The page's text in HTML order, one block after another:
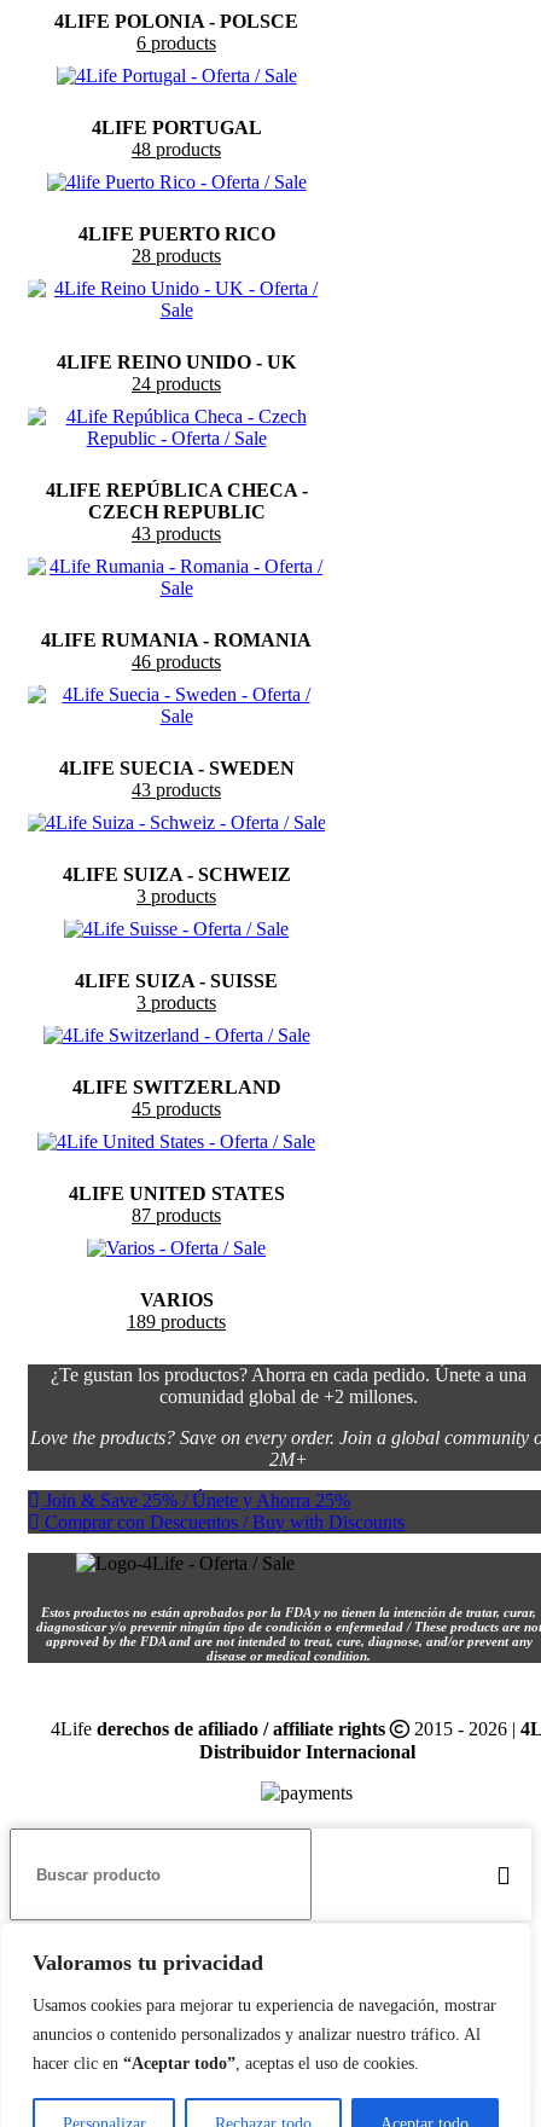
Valoramos tu privacidad
Usamos cookies para mejorar tu experiencia de navegación, mostrar
anuncios o contenido personalizados y analizar nuestro tráfico. Al
hacer clic en “Aceptar todo”, aceptas el uso de cookies.
4LIFE POLONIA - POLSCE
6 products
4LIFE PORTUGAL
48 products
4LIFE PUERTO RICO
28 products
4LIFE REINO UNIDO - UK
24 products
4LIFE REPÚBLICA CHECA -
CZECH REPUBLIC
43 products
4LIFE RUMANIA - ROMANIA
46 products
4LIFE SUECIA - SWEDEN
43 products
4LIFE SUIZA - SCHWEIZ
3 products
4LIFE SUIZA - SUISSE
3 products
4LIFE SWITZERLAND
45 products
4LIFE UNITED STATES
87 products
VARIOS
189 products
¿Te gustan los productos? Ahorra en cada pedido. Únete a una
comunidad global de +2 millones.
Love the products? Save on every order. Join a global community
2M+
Join & Save 25% / Únete y Ahorra 25%
Comprar con Descuentos / Buy with Discounts
Estos productos no están aprobados por la FDA y no tienen la intención de tratar, curar,
diagnosticar y/o prevenir ningún tipo de condición o enfermedad / These products are not
approved by the FDA and are not intended to treat, cure, diagnose, and/or prevent any
disease or medical condition.
4Life derechos de afiliado / affiliate rights 2015 - 2026 |
Distribuidor Internacional
INICIO / HOME 🏠
TIENDA / SHOP 🛍️
INSCRÍBETE / SIGN UP 📝